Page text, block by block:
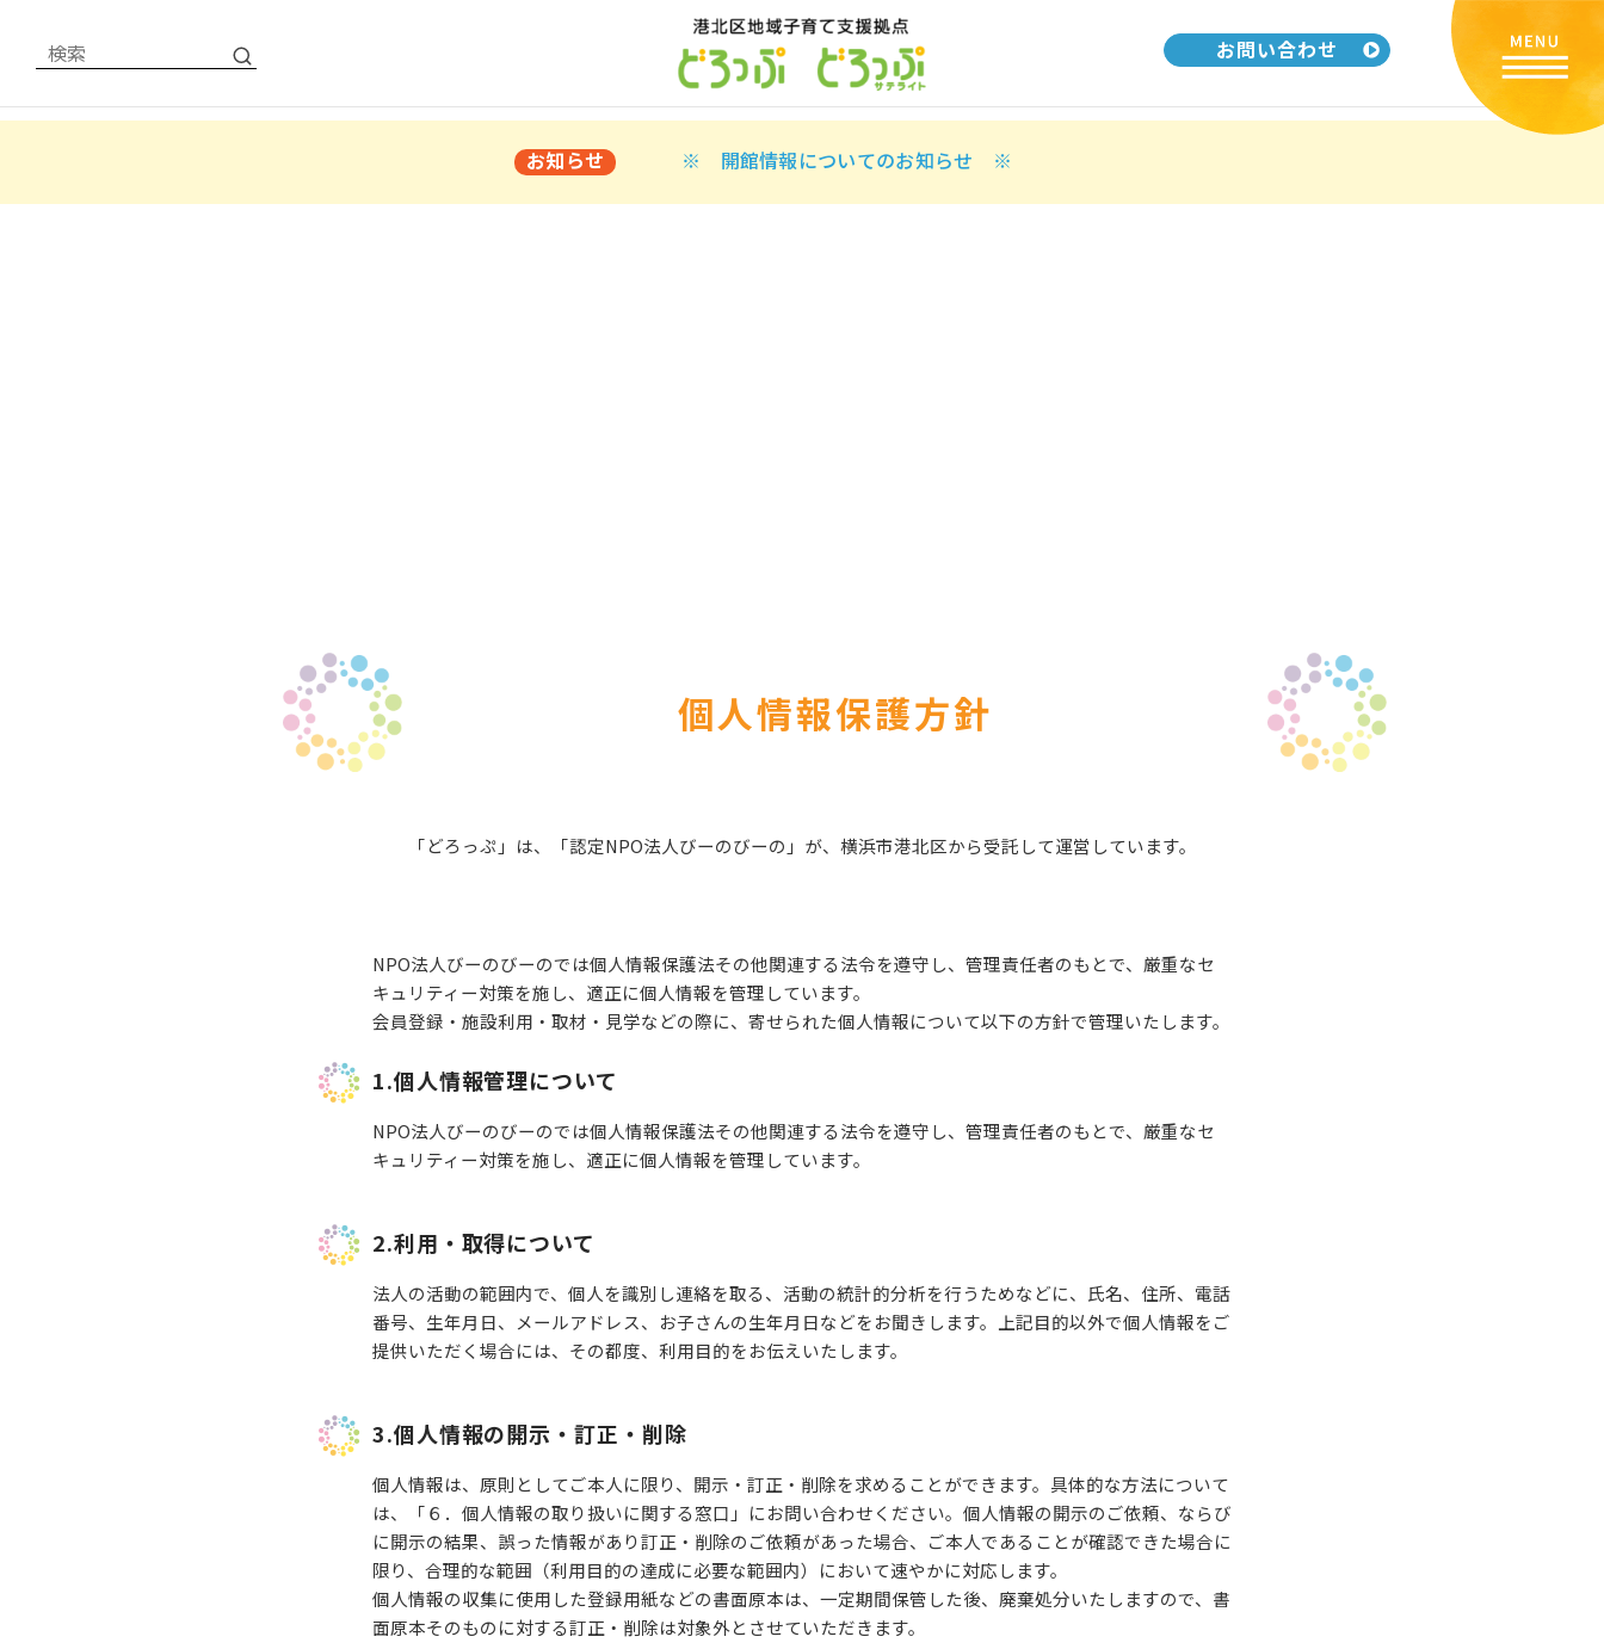
お問い合わせ
お知らせ ※ 開館情報についてのお知らせ ※
個人情報保護方針
「どろっぷ」は、「認定NPO法人びーのびーの」が、横浜市港北区から受託して運営しています。
NPO法人びーのびーのでは個人情報保護法その他関連する法令を遵守し、管理責任者のもとで、厳重なセ
キュリティー対策を施し、適正に個人情報を管理しています。
会員登録・施設利用・取材・見学などの際に、寄せられた個人情報について以下の方針で管理いたします。
1.個人情報管理について
NPO法人びーのびーのでは個人情報保護法その他関連する法令を遵守し、管理責任者のもとで、厳重なセ
キュリティー対策を施し、適正に個人情報を管理しています。
2.利用・取得について
法人の活動の範囲内で、個人を識別し連絡を取る、活動の統計的分析を行うためなどに、氏名、住所、電話
番号、生年月日、メールアドレス、お子さんの生年月日などをお聞きします。上記目的以外で個人情報をご
提供いただく場合には、その都度、利用目的をお伝えいたします。
3.個人情報の開示・訂正・削除
個人情報は、原則としてご本人に限り、開示・訂正・削除を求めることができます。具体的な方法について
は、「６．個人情報の取り扱いに関する窓口」にお問い合わせください。個人情報の開示のご依頼、ならび
に開示の結果、誤った情報があり訂正・削除のご依頼があった場合、ご本人であることが確認できた場合に
限り、合理的な範囲（利用目的の達成に必要な範囲内）において速やかに対応します。
個人情報の収集に使用した登録用紙などの書面原本は、一定期間保管した後、廃棄処分いたしますので、書
面原本そのものに対する訂正・削除は対象外とさせていただきます。